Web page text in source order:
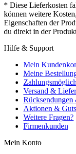
* Diese Lieferkosten
können weitere
Eigenschaften der
du direkt in der
Hilfe & Support
Mein
Meine
Versand &
Rücksendungen
Aktionen &
Weitere Fragen?
Firmenkunden
Mein Konto